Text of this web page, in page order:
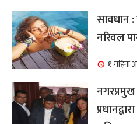
सावधान
नरिवल
१ महिना